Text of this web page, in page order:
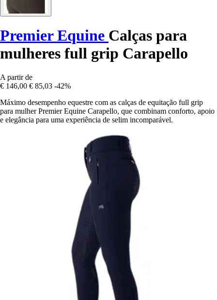
Premier Equine Calças para
mulheres full grip Carapello
A partir de
€ 146,00 € 85,03 -42%
Máximo desempenho equestre com as calças de equitação full grip
para mulher Premier Equine Carapello, que combinam conforto, apoio
e elegância para uma experiência de selim incomparável.